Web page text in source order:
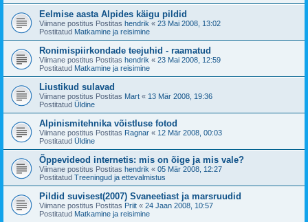
Eelmise aasta Alpides käigu pildid
Viimane postitus Postitas hendrik « 23 Mai 2008, 13:02
Postitatud Matkamine ja reisimine
Ronimispiirkondade teejuhid - raamatud
Viimane postitus Postitas hendrik « 23 Mai 2008, 12:59
Postitatud Matkamine ja reisimine
Liustikud sulavad
Viimane postitus Postitas Mart « 13 Mär 2008, 19:36
Postitatud Üldine
Alpinismitehnika võistluse fotod
Viimane postitus Postitas Ragnar « 12 Mär 2008, 00:03
Postitatud Üldine
Õppevideod internetis: mis on õige ja mis vale?
Viimane postitus Postitas hendrik « 05 Mär 2008, 12:27
Postitatud Treeningud ja ettevalmistus
Pildid suvisest(2007) Svaneetiast ja marsruudid
Viimane postitus Postitas Priit « 24 Jaan 2008, 10:57
Postitatud Matkamine ja reisimine